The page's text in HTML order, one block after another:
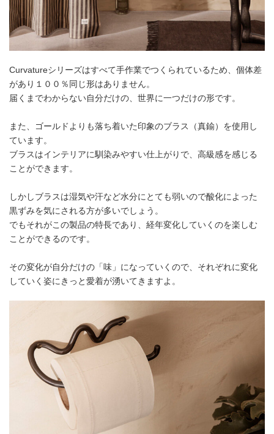
Curvatureシリーズはすべて手作業でつくられているため、個体差
があり１００％同じ形はありません。
届くまでわからない自分だけの、世界に一つだけの形です。
また、ゴールドよりも落ち着いた印象のブラス（真鍮）を使用し
ています。
ブラスはインテリアに馴染みやすい仕上がりで、高級感を感じる
ことができます。
しかしブラスは湿気や汗など水分にとても弱いので酸化によった
黒ずみを気にされる方が多いでしょう。
でもそれがこの製品の特長であり、経年変化していくのを楽しむ
ことができるのです。
その変化が自分だけの「味」になっていくので、それぞれに変化
していく姿にきっと愛着が湧いてきますよ。